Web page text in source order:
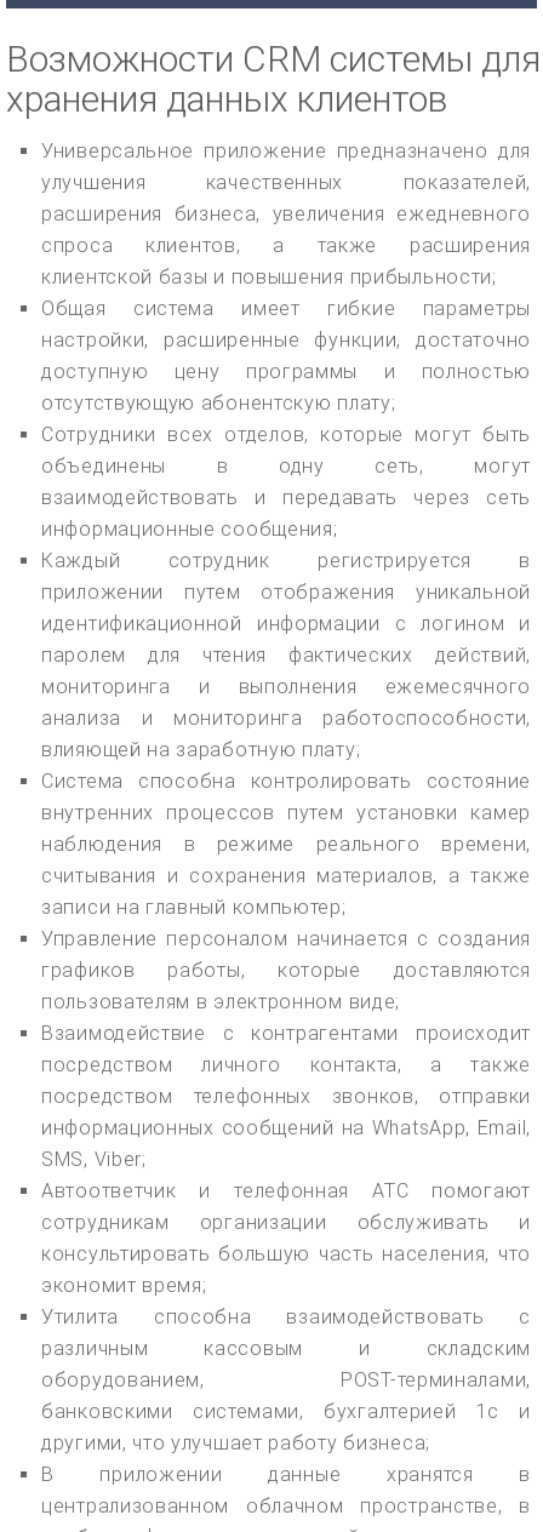
Возможности CRM системы для
хранения данных клиентов
Универсальное приложение предназначено для
улучшения качественных показателей,
расширения бизнеса, увеличения ежедневного
спроса клиентов, а также расширения
клиентской базы и повышения прибыльности;
Общая система имеет гибкие параметры
настройки, расширенные функции, достаточно
доступную цену программы и полностью
отсутствующую абонентскую плату;
Сотрудники всех отделов, которые могут быть
объединены в одну сеть, могут
взаимодействовать и передавать через сеть
информационные сообщения;
Каждый сотрудник регистрируется в
приложении путем отображения уникальной
идентификационной информации с логином и
паролем для чтения фактических действий,
мониторинга и выполнения ежемесячного
анализа и мониторинга работоспособности,
влияющей на заработную плату;
Система способна контролировать состояние
внутренних процессов путем установки камер
наблюдения в режиме реального времени,
считывания и сохранения материалов, а также
записи на главный компьютер;
Управление персоналом начинается с создания
графиков работы, которые доставляются
пользователям в электронном виде;
Взаимодействие с контрагентами происходит
посредством личного контакта, а также
посредством телефонных звонков, отправки
информационных сообщений на WhatsApp, Email,
SMS, Viber;
Автоответчик и телефонная АТС помогают
сотрудникам организации обслуживать и
консультировать большую часть населения, что
экономит время;
Утилита способна взаимодействовать с
различным кассовым и складским
оборудованием, POST-терминалами,
банковскими системами, бухгалтерией 1с и
другими, что улучшает работу бизнеса;
В приложении данные хранятся в
централизованном облачном пространстве, в